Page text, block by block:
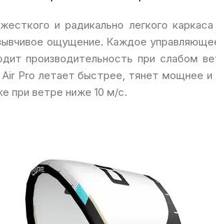
и радикально легкого
ощущение. Каждое
производительность при слабом
Pro летает быстрее, тянет мощнее и
при ветре ниже 10 м/с.